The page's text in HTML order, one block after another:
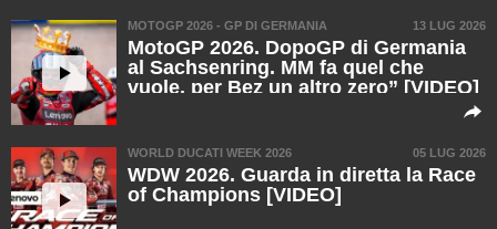
MOTOGP 2026 - GP DI GERMANIA 13 LUG 2026
MotoGP 2026. DopoGP di Germania
al Sachsenring. MM fa quel che
vuole, per Bez un altro zero” [VIDEO]
WORLD DUCATI WEEK 2026 05 LUG 2026
WDW 2026. Guarda in diretta la Race
of Champions [VIDEO]